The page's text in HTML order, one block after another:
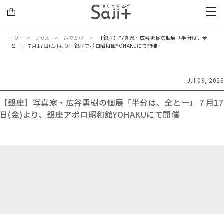
TOP press おでかけ
【銀座】写真家・広谷勇樹の個展「半分は、全
と一」７月17日(金)より、銀座アポロ昭和館YOHAKUにて開催
Jul 09, 2026
【銀座】写真家・広谷勇樹の個展「半分は、全と一」７月17
日(金)より、銀座アポロ昭和館YOHAKUにて開催